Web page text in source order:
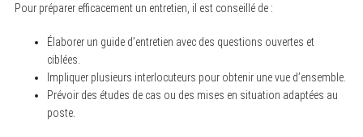
Pour préparer efficacement un entretien, il est conseillé de :
Élaborer un guide d’entretien avec des questions ouvertes et
ciblées.
Impliquer plusieurs interlocuteurs pour obtenir une vue d’ensemble.
Prévoir des études de cas ou des mises en situation adaptées au
poste.